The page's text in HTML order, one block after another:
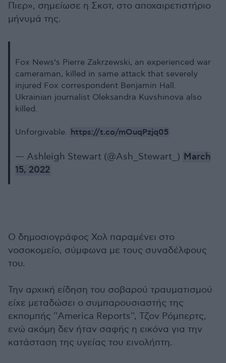
Πιερ», σημείωσε η Σκοτ, στο αποχαιρετιστήριο
μήνυμά της.
Fox News’s Pierre Zakrzewski, an experienced war
cameraman, killed in same attack that severely
injured Fox correspondent Benjamin Hall.
Ukrainian journalist Oleksandra Kuvshinova also
killed.
Unforgivable. https://t.co/mOuqPzjq05
— Ashleigh Stewart (@Ash_Stewart_) March
15, 2022
Ο δημοσιογράφος Χολ παραμένει στο
νοσοκομείο, σύμφωνα με τους συναδέλφους
του.
Την αρχική είδηση του σοβαρού τραυματισμού
είχε μεταδώσει ο συμπαρουσιαστής της
εκπομπής ''America Reports'', Τζον Ρόμπερτς,
ενώ ακόμη δεν ήταν σαφής η εικόνα για την
κατάσταση της υγείας του εινολήπτη.